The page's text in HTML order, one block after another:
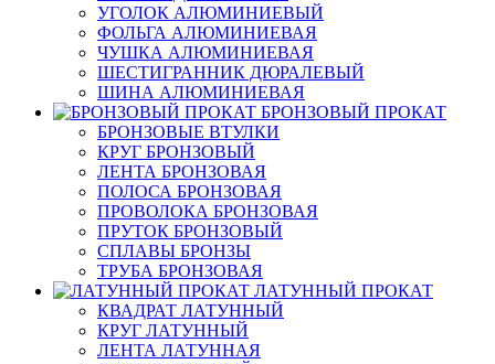
УГОЛОК АЛЮМИНИЕВЫЙ
ФОЛЬГА АЛЮМИНИЕВАЯ
ЧУШКА АЛЮМИНИЕВАЯ
ШЕСТИГРАННИК ДЮРАЛЕВЫЙ
ШИНА АЛЮМИНИЕВАЯ
БРОНЗОВЫЙ ПРОКАТ
БРОНЗОВЫЕ ВТУЛКИ
КРУГ БРОНЗОВЫЙ
ЛЕНТА БРОНЗОВАЯ
ПОЛОСА БРОНЗОВАЯ
ПРОВОЛОКА БРОНЗОВАЯ
ПРУТОК БРОНЗОВЫЙ
СПЛАВЫ БРОНЗЫ
ТРУБА БРОНЗОВАЯ
ЛАТУННЫЙ ПРОКАТ
КВАДРАТ ЛАТУННЫЙ
КРУГ ЛАТУННЫЙ
ЛЕНТА ЛАТУННАЯ